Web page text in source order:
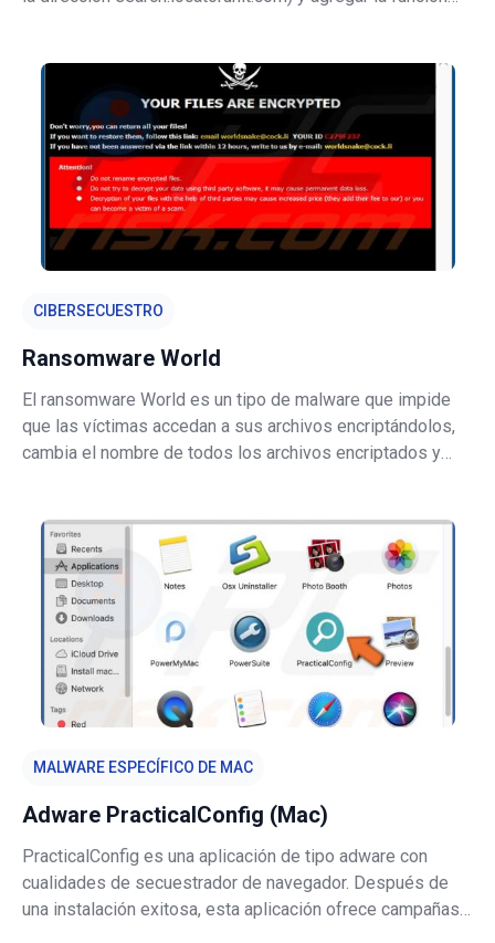
Además, es probable que esta a
CIBERSECUESTRO
Ransomware World
El ransomware World es un tipo de malware que impide
que las víctimas accedan a sus archivos encriptándolos,
cambia el nombre de todos los archivos encriptados y
los archivos agregando la identi
MALWARE ESPECÍFICO DE MAC
Adware PracticalConfig (Mac)
PracticalConfig es una aplicación de tipo adware con
cualidades de secuestrador de navegador. Después de
una instalación exitosa, esta aplicación ofrece campañas